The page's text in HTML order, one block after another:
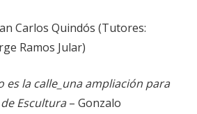
Carlos Quindós (Tutores:
Ramos Jular)
es la calle_una ampliación para
Escultura– Gonzalo